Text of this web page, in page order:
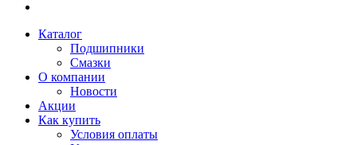
Каталог
Подшипники
Смазки
О компании
Новости
Акции
Как купить
Условия оплаты